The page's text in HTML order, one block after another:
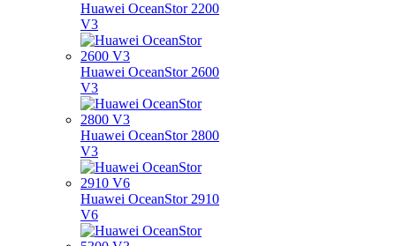
Huawei OceanStor 2200
V3
Huawei OceanStor 2600
V3
Huawei OceanStor 2800
V3
Huawei OceanStor 2910
V6